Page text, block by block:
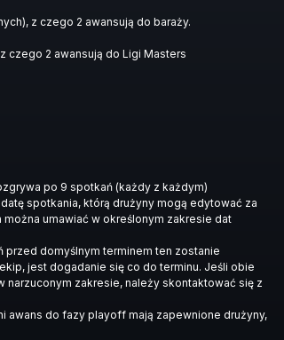
z czego 2 awansują do baraży.
czego 2 awansują do Ligi Masters
po 9 spotkań (każdy z każdym)
spotkania, którą drużyny mogą edytować za
umawiać w określonym zakresie dat
przed domyślnym terminem ten zostanie
jest dogadanie się co do terminu. Jeśli obie
narzuconym zakresie, należy skontaktować się z
awans do fazy playoff mają zapewnione drużyny,